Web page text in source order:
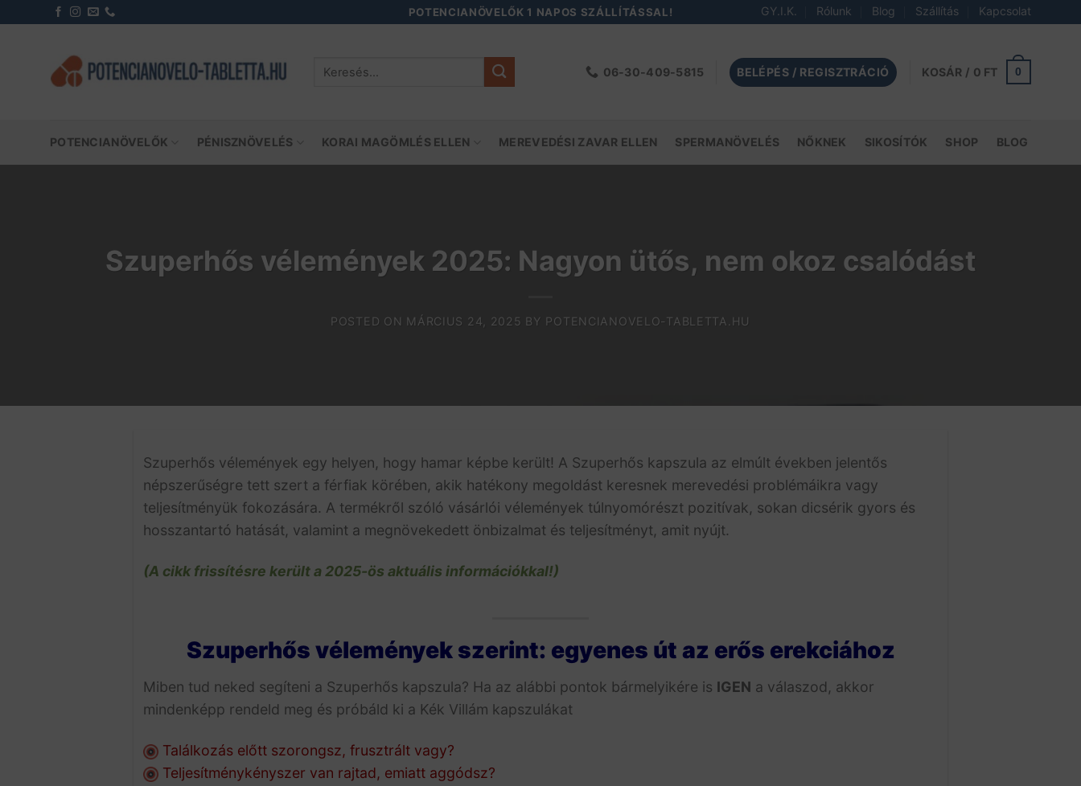
POTENCIANÖVELŐK 1 NAPOS SZÁLLÍTÁSSAL! GY.I.K. Rólunk Blog Szállítás Kapcsolat
06-30-409-5815 BELÉPÉS / REGISZTRÁCIÓ KOSÁR / 0 FT 0
POTENCIANÖVELŐK PÉNISZNÖVELÉS KORAI MAGÖMLÉS ELLEN MEREVEDÉSI ZAVAR ELLEN SPERMANÖVELÉS NŐKNEK SIKOSÍTÓK SHOP BLOG
Szuperhős vélemények 2025: Nagyon ütős, nem okoz csalódást
POSTED ON MÁRCIUS 24, 2025 BY POTENCIANOVELO-TABLETTA.HU
​Szuperhős vélemények egy helyen, hogy hamar képbe került! A Szuperhős kapszula az elmúlt években jelentős
népszerűségre tett szert a férfiak körében, akik hatékony megoldást keresnek merevedési problémáikra vagy
teljesítményük fokozására. A termékről szóló vásárlói vélemények túlnyomórészt pozitívak, sokan dicsérik gyors és
hosszantartó hatását, valamint a megnövekedett önbizalmat és teljesítményt, amit nyújt.
(A cikk frissítésre került a 2025-ös aktuális információkkal!)
Szuperhős vélemények szerint: egyenes út az erős erekciához
Miben tud neked segíteni a Szuperhős kapszula? Ha az alábbi pontok bármelyikére is IGEN a válaszod, akkor
mindenképp rendeld meg és próbáld ki a Kék Villám kapszulákat
Találkozás előtt szorongsz, frusztrált vagy?
Teljesítménykényszer van rajtad, emiatt aggódsz?